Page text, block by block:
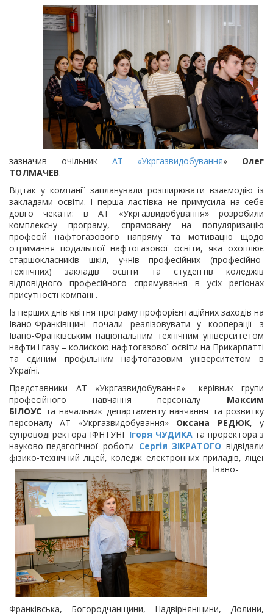
зазначив очільник АТ «Укргазвидобування» Олег
ТОЛМАЧЕВ.
Відтак у компанії запланували розширювати взаємодію із
закладами освіти. І перша ластівка не примусила на себе
довго чекати: в АТ «Укргазвидобування» розробили
комплексну програму, спрямовану на популяризацію
професій нафтогазового напряму та мотивацію щодо
отримання подальшої нафтогазової освіти, яка охоплює
старшокласників шкіл, учнів професійних (професійно-
технічних) закладів освіти та студентів коледжів
відповідного професійного спрямування в усіх регіонах
присутності компанії.
Із перших днів квітня програму профорієнтаційних заходів на
Івано-Франківщині почали реалізовувати у кооперації з
Івано-Франківським національним технічним університетом
нафти і газу – колискою нафтогазової освіти на Прикарпатті
та єдиним профільним нафтогазовим університетом в
Україні.
Представники АТ «Укргазвидобування» –керівник групи
професійного навчання персоналу Максим
БІЛОУС та начальник департаменту навчання та розвитку
персоналу АТ «Укргазвидобування» Оксана РЕДЮК, у
супроводі ректора ІФНТУНГ Ігоря ЧУДИКАта проректора з
науково-педагогічної роботи Сергія ЗІКРАТОГО відвідали
фізико-технічний ліцей, коледж електронних приладів, ліцеї
Івано-
Франківська, Богородчанщини, Надвірнянщини, Долини,